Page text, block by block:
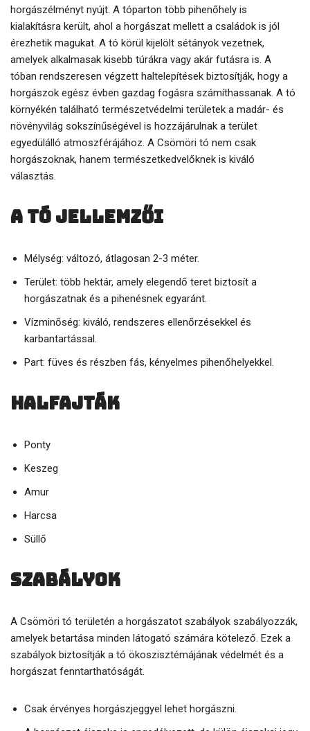
horgászélményt nyújt. A tóparton több pihenőhely is
kialakításra került, ahol a horgászat mellett a családok is jól
érezhetik magukat. A tó körül kijelölt sétányok vezetnek,
amelyek alkalmasak kisebb túrákra vagy akár futásra is. A
tóban rendszeresen végzett haltelepítések biztosítják, hogy a
horgászok egész évben gazdag fogásra számíthassanak. A tó
környékén található természetvédelmi területek a madár- és
növényvilág sokszínűségével is hozzájárulnak a terület
egyedülálló atmoszférájához. A Csömöri tó nem csak
horgászoknak, hanem természetkedvelőknek is kiváló
választás.
A tó jellemzői
Mélység: változó, átlagosan 2-3 méter.
Terület: több hektár, amely elegendő teret biztosít a
horgászatnak és a pihenésnek egyaránt.
Vízminőség: kiváló, rendszeres ellenőrzésekkel és
karbantartással.
Part: füves és részben fás, kényelmes pihenőhelyekkel.
Halfajták
Ponty
Keszeg
Amur
Harcsa
Süllő
Szabályok
A Csömöri tó területén a horgászatot szabályok szabályozzák,
amelyek betartása minden látogató számára kötelező. Ezek a
szabályok biztosítják a tó ökoszisztémájának védelmét és a
horgászat fenntarthatóságát.
Csak érvényes horgászjeggyel lehet horgászni.